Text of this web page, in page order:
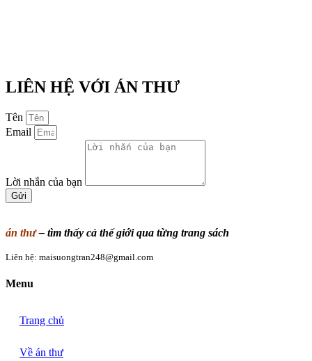
LIÊN HỆ VỚI ÁN THƯ
Tên
Email
Lời nhắn của bạn
Gửi
án thư– tìm thấy cả thế giới qua từng trang sách
Liên hệ: maisuongtran248@gmail.com
Menu
Trang chủ
Về án thư